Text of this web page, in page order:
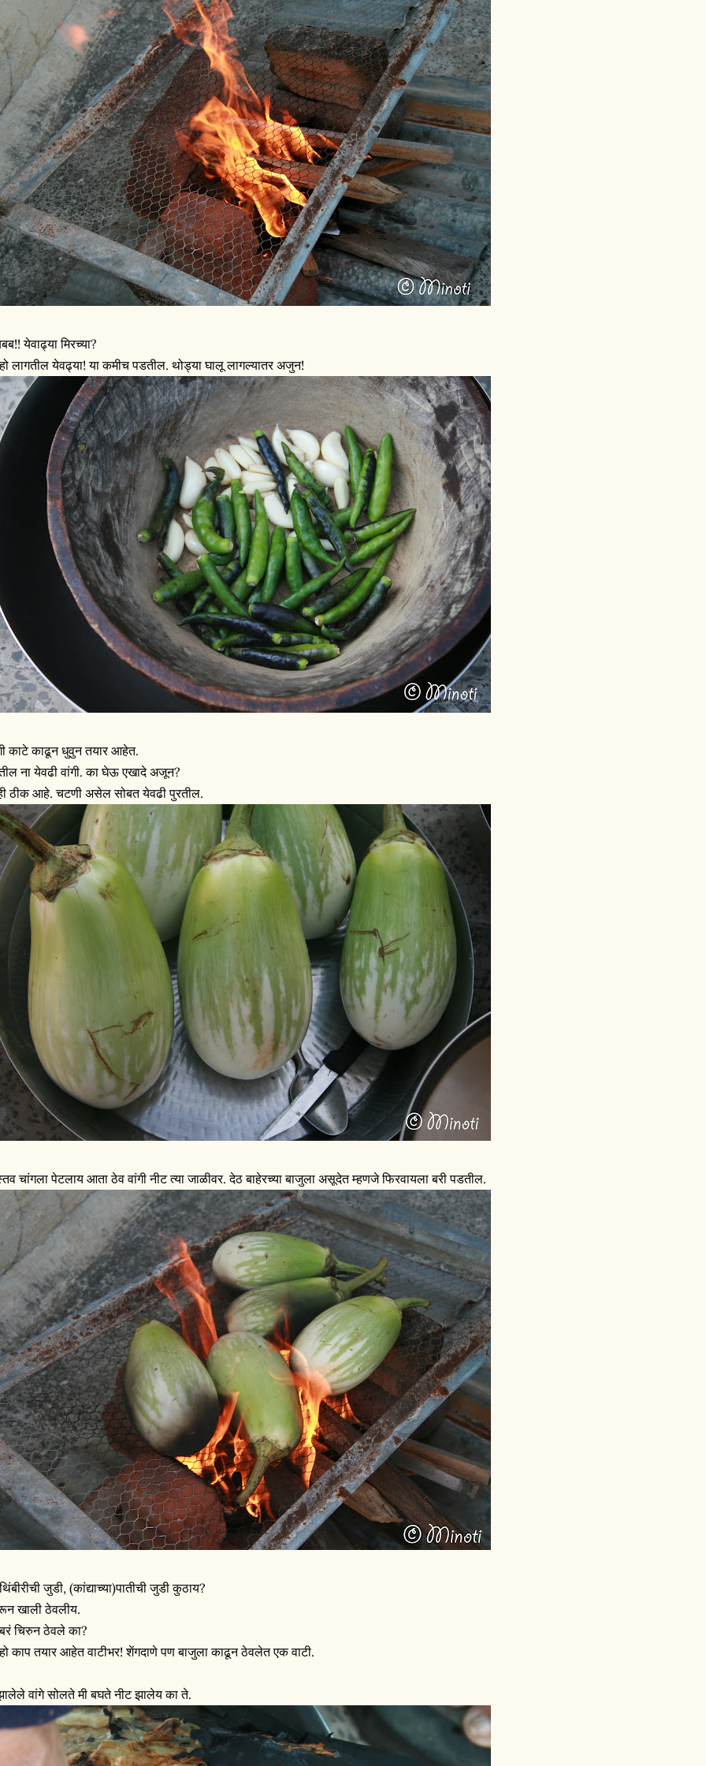
येवाढ्या मिरच्या?
लागतील येवढ्या! या कमीच पडतील. थोड्या घालू लागल्यातर अजुन!
काटे काढून धुवुन तयार आहेत.
ना येवढी वांगी. का घेऊ एखादे अजून?
ठीक आहे. चटणी असेल सोबत येवढी पुरतील.
चांगला पेटलाय आता ठेव वांगी नीट त्या जाळीवर. देठ बाहेरच्या बाजुला असूदेत म्हणजे फिरवायला बरी पडतील.
जुडी, (कांद्याच्या)पातीची जुडी कुठाय?
खाली ठेवलीय.
चिरुन ठेवले का?
काप तयार आहेत वाटीभर! शेंगदाणे पण बाजुला काढून ठेवलेत एक वाटी.
वांगे सोलते मी बघते नीट झालेय का ते.